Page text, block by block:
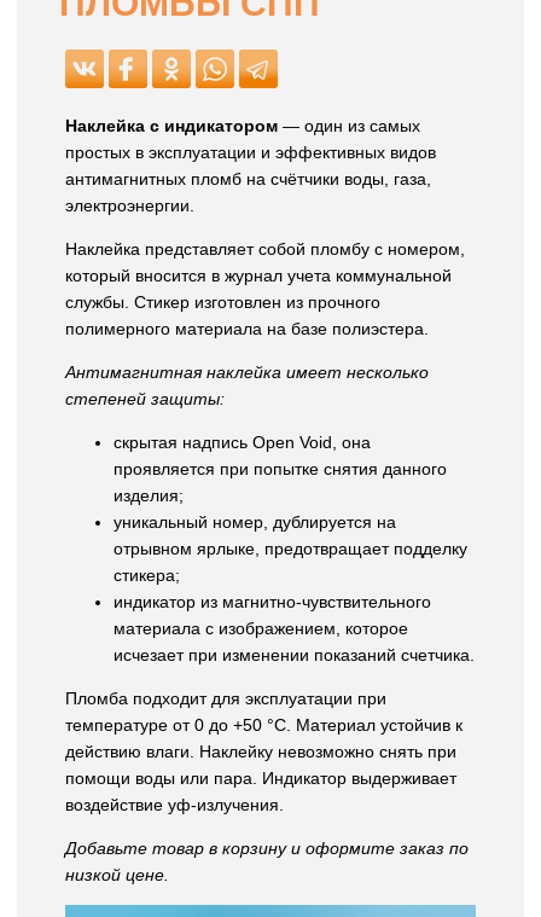
Наклейка с индикатором — один из самых
простых в эксплуатации и эффективных видов
антимагнитных пломб на счётчики воды, газа,
электроэнергии.
Наклейка представляет собой пломбу с номером,
который вносится в журнал учета коммунальной
службы. Стикер изготовлен из прочного
полимерного материала на базе полиэстера.
Антимагнитная наклейка имеет несколько
степеней защиты:
скрытая надпись Open Void, она
проявляется при попытке снятия данного
изделия;
уникальный номер, дублируется на
отрывном ярлыке, предотвращает подделку
стикера;
индикатор из магнитно-чувствительного
материала с изображением, которое
исчезает при изменении показаний счетчика.
Пломба подходит для эксплуатации при
температуре от 0 до +50 °C. Материал устойчив к
действию влаги. Наклейку невозможно снять при
помощи воды или пара. Индикатор выдерживает
воздействие уф-излучения.
Добавьте товар в корзину и оформите заказ по
низкой цене.